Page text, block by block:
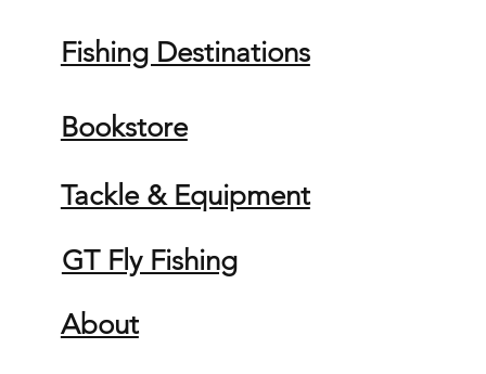
Fishing Destinations
Bookstore
Tackle & Equipment
GT Fly Fishing
About